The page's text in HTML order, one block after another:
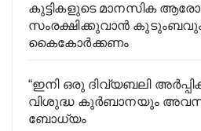
കുട്ടികളുടെ മാനസിക
സംരക്ഷിക്കുവാൻ
കൈകോർക്കണം
“ഇനി ഒരു ദിവ്യബലി
വിശുദ്ധ കുർബാനയും
ബോധ്യം